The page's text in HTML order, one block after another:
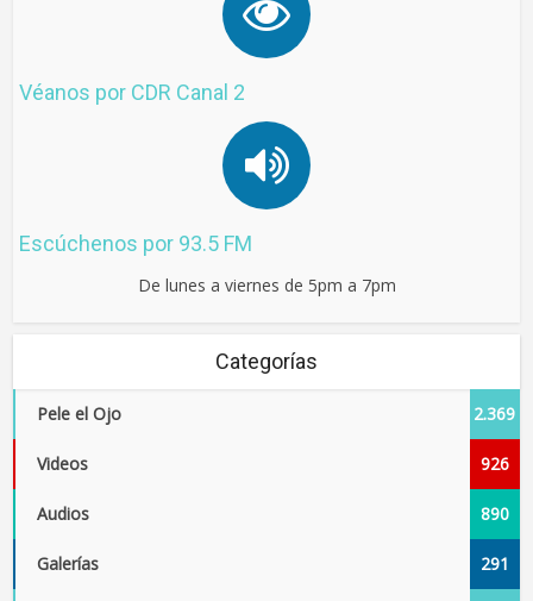
Véanos por CDR Canal 2
Escúchenos por 93.5 FM
De lunes a viernes de 5pm a 7pm
Categorías
Pele el Ojo 2.369
Videos 926
Audios 890
Galerías 291